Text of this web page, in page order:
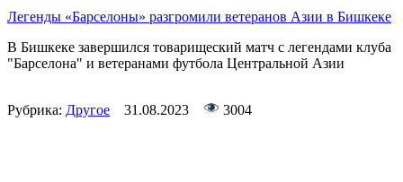
Легенды «Барселоны» разгромили ветеранов Азии в Бишкеке
В Бишкеке завершился товарищеский матч с легендами клуба
"Барселона" и ветеранами футбола Центральной Азии
Рубрика: Другое 31.08.2023 3004